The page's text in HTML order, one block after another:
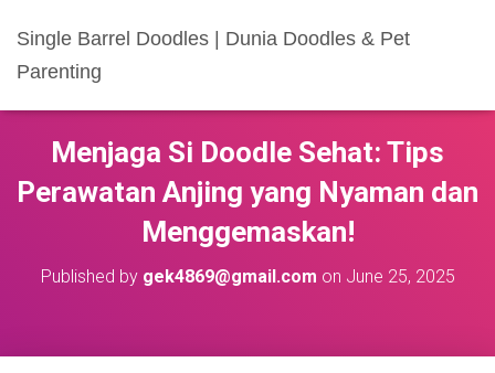
Single Barrel Doodles | Dunia Doodles & Pet
Parenting
Menjaga Si Doodle Sehat: Tips
Perawatan Anjing yang Nyaman dan
Menggemaskan!
Published by gek4869@gmail.com on June 25, 2025